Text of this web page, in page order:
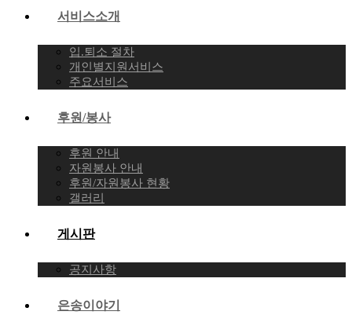
서비스소개
입.퇴소 절차
개인별지원서비스
주요서비스
후원/봉사
후원 안내
자원봉사 안내
후원/자원봉사 현황
갤러리
게시판
공지사항
은송이야기